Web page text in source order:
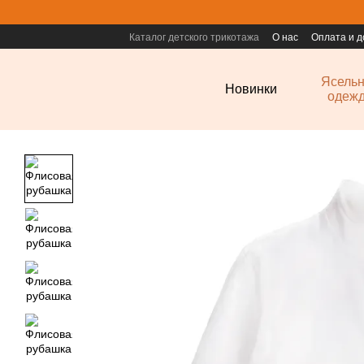
Каталог детского трикотажа О нас Оплата и
Новинки